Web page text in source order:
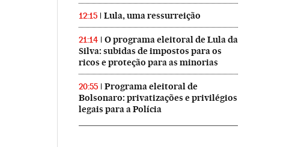
12:15 Lula, uma ressurreição
21:14
O programa eleitoral de Lula da
Silva: subidas de impostos para os
ricos e proteção para as minorias
20:55
Programa eleitoral de
Bolsonaro: privatizações e privilégios
legais para a Polícia